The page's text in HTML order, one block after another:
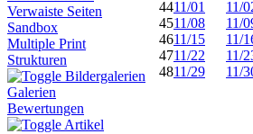
Verwaiste Seiten
Sandbox
Multiple Print
Strukturen
Bildergalerien
Galerien
Bewertungen
Artikel
4411/01 11/
4511/08 11/
4611/15 11/
4711/22 11/
4811/29 11/